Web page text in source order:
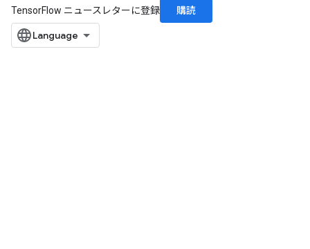
TensorFlow ニュースレターに登録
購読